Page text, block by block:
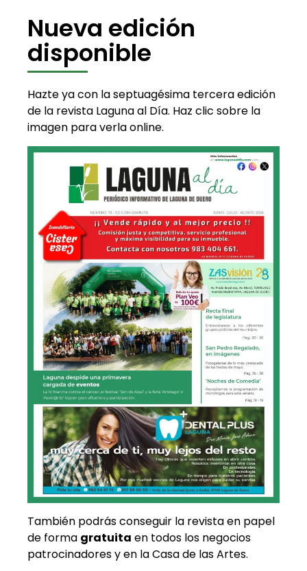
Nueva edición
disponible
Hazte ya con la septuagésima tercera edición
de la revista Laguna al Día. Haz clic sobre la
imagen para verla online.
También podrás conseguir la revista en papel
de forma gratuita en todos los negocios
patrocinadores y en la Casa de las Artes.